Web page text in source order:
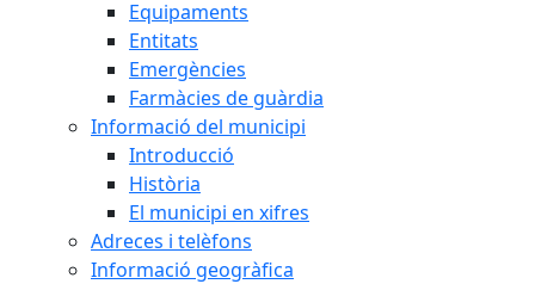
Equipaments
Entitats
Emergències
Farmàcies de guàrdia
Informació del municipi
Introducció
Història
El municipi en xifres
Adreces i telèfons
Informació geogràfica